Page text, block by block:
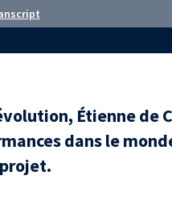
Étienne de
dans le